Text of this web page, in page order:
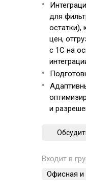
для
остатки),
цен,
с 1С на
и
Входит в
Офисная и